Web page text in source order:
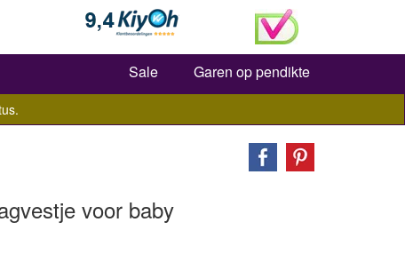
Zoeken
Sale Garen op pendikte
voor baby